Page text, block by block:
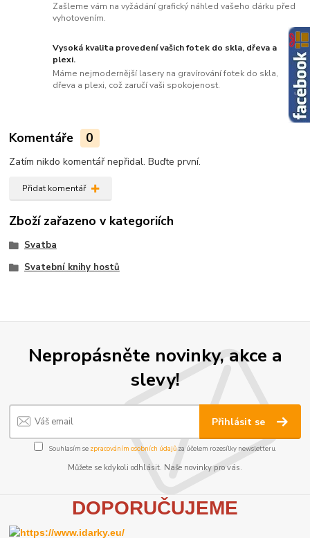
Zašleme vám na vyžádání grafický náhled vašeho dárku před
vyhotovením.
Vysoká kvalita provedení vašich fotek do skla, dřeva a
plexi.
Máme nejmodernější lasery na gravírování fotek do skla,
dřeva a plexi, což zaručí vaši spokojenost.
Komentáře 0
Zatím nikdo komentář nepřidal. Buďte první.
Přidat komentář
Zboží zařazeno v kategoriích
Svatba
Svatební knihy hostů
Nepropásněte novinky, akce a
slevy!
Přihlásit se
Souhlasím se zpracováním osobních údajůza účelem rozesílky newsletteru.
Můžete se kdykoli odhlásit. Naše novinky pro vás.
DOPORUČUJEME